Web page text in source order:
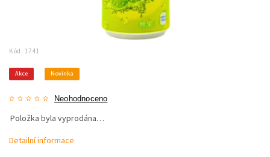
Kód: 1741
Akce Novinka
Neohodnoceno
Položka byla vyprodána…
Detailní informace